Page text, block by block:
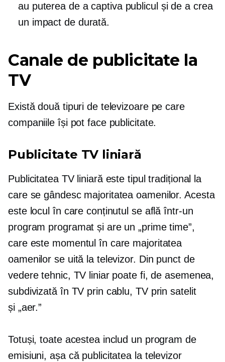
au puterea de a captiva publicul și de a crea
un impact de durată.
Canale de publicitate la
TV
Există două tipuri de televizoare pe care
companiile își pot face publicitate.
Publicitate TV liniară
Publicitatea TV liniară este tipul tradițional la
care se gândesc majoritatea oamenilor. Acesta
este locul în care conținutul se află într-un
program programat și are un „prime time”,
care este momentul în care majoritatea
oamenilor se uită la televizor. Din punct de
vedere tehnic, TV liniar poate fi, de asemenea,
subdivizată în TV prin cablu, TV prin satelit
și „aer.”
Totuși, toate acestea includ un program de
emisiuni, așa că publicitatea la televizor